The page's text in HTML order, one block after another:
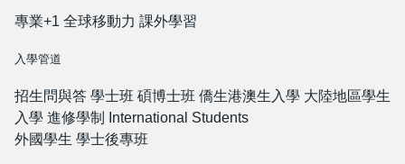
專業+1 全球移動力 課外學習
入學管道
招生問與答 學士班 碩博士班 僑生港澳生入學 大陸地區學生
入學 進修學制
International Students
外國學生 學士後專班